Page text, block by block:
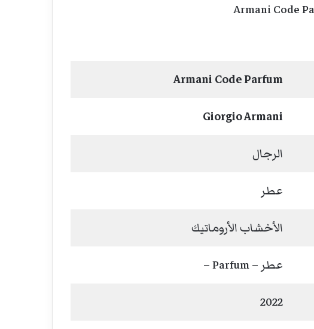
Armani Code
Armani Code Parfum
Giorgio Armani
الرجال
عطر
الأخشاب الأروماتيك
عطر – Parfum –
2022